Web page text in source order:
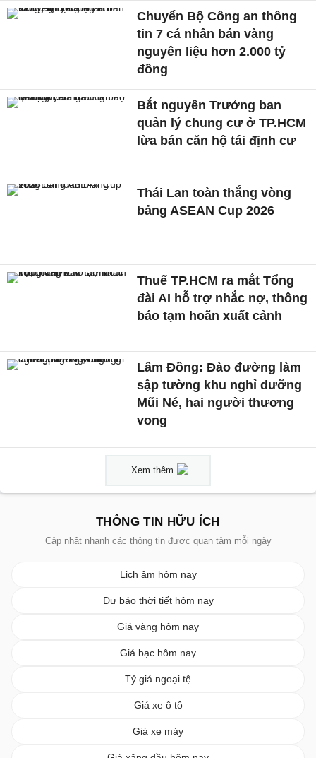
Chuyển Bộ Công an thông
tin 7 cá nhân bán vàng
nguyên liệu hơn 2.000 tỷ
đồng
Bắt nguyên Trưởng ban
quản lý chung cư ở TP.HCM
lừa bán căn hộ tái định cư
Thái Lan toàn thắng vòng
bảng ASEAN Cup 2026
Thuế TP.HCM ra mắt Tổng
đài AI hỗ trợ nhắc nợ, thông
báo tạm hoãn xuất cảnh
Lâm Đồng: Đào đường làm
sập tường khu nghỉ dưỡng
Mũi Né, hai người thương
vong
Xem thêm
THÔNG TIN HỮU ÍCH
Cập nhật nhanh các thông tin được quan tâm mỗi ngày
Lịch âm hôm nay
Dự báo thời tiết hôm nay
Giá vàng hôm nay
Giá bạc hôm nay
Tỷ giá ngoại tệ
Giá xe ô tô
Giá xe máy